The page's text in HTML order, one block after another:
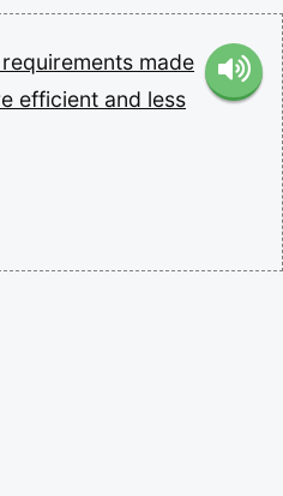
requirements made
efficient and less